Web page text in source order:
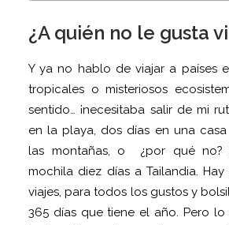
¿A quién no le gusta
Y ya no hablo de viajar a países
tropicales o misteriosos
sentido… ¡necesitaba salir de mi
en la playa, dos días en una
las montañas, o ¿por qué no?
mochila diez días a Tailandia.
viajes, para todos los gustos y
365 días que tiene el año. Pero